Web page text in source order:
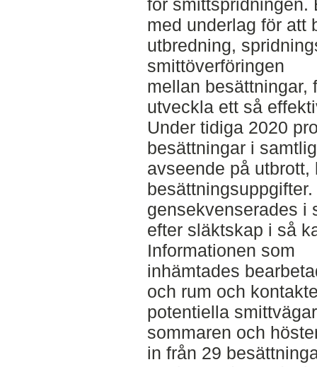
för smittspridningen.
med underlag för att
utbredning,
smittöverföringen
mellan besättningar,
utveckla ett så
Under tidiga 2020
besättningar i
avseende på utbrott,
gensekvenserades i
efter släktskap i så
Informationen som
inhämtades
och rum och
potentiella
sommaren och
in från 29